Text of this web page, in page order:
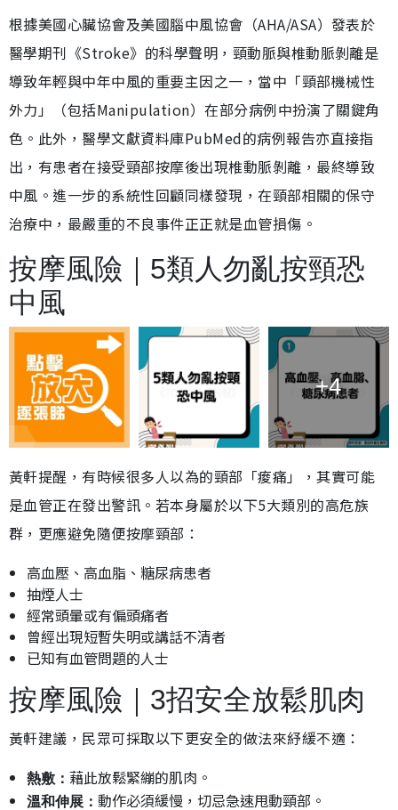
根據美國心臟協會及美國腦中風協會（AHA/ASA）發表於
醫學期刊《Stroke》的科學聲明，頸動脈與椎動脈剝離是
導致年輕與中年中風的重要主因之一，當中「頸部機械性
外力」（包括Manipulation）在部分病例中扮演了關鍵角
色。此外，醫學文獻資料庫PubMed的病例報告亦直接指
出，有患者在接受頸部按摩後出現椎動脈剝離，最終導致
中風。進一步的系統性回顧同樣發現，在頸部相關的保守
治療中，最嚴重的不良事件正正就是血管損傷。
按摩風險｜5類人勿亂按頸恐
中風
+4
黃軒提醒，有時候很多人以為的頸部「痠痛」，其實可能
是血管正在發出警訊。若本身屬於以下5大類別的高危族
群，更應避免隨便按摩頸部：
高血壓、高血脂、糖尿病患者
抽煙人士
經常頭暈或有偏頭痛者
曾經出現短暫失明或講話不清者
已知有血管問題的人士
按摩風險｜3招安全放鬆肌肉
黃軒建議，民眾可採取以下更安全的做法來紓緩不適：
熱敷： 藉此放鬆緊繃的肌肉。
溫和伸展： 動作必須緩慢，切忌急速甩動頸部。